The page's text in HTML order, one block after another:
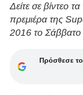
Δείτε σε βίντεο
πρεμιέρα της
2016 το Σάββατο
Πρόσθεσε